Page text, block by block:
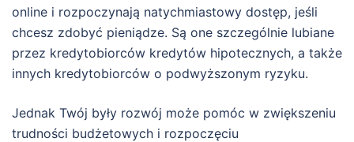
online i rozpoczynają natychmiastowy dostęp, jeśli
chcesz zdobyć pieniądze. Są one szczególnie lubiane
przez kredytobiorców kredytów hipotecznych, a także
innych kredytobiorców o podwyższonym ryzyku.
Jednak Twój były rozwój może pomóc w zwiększeniu
trudności budżetowych i rozpoczęciu